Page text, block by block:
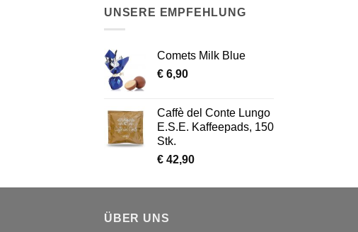
UNSERE EMPFEHLUNG
Comets Milk Blue
€ 6,90
Caffè del Conte Lungo
E.S.E. Kaffeepads, 150
Stk.
€ 42,90
ÜBER UNS